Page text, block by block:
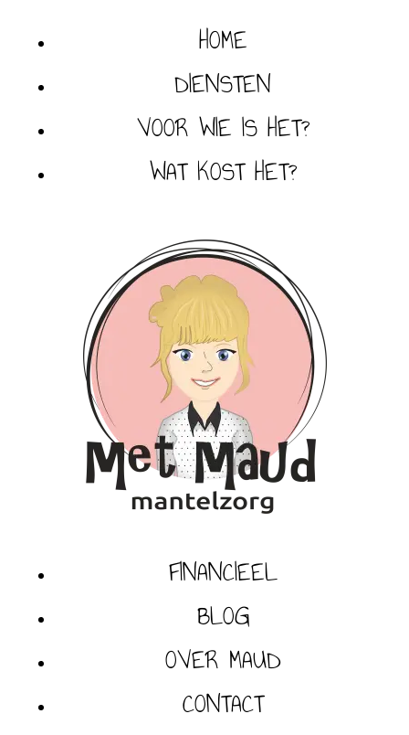
HOME
DIENSTEN
VOOR WIE IS HET?
WAT KOST HET?
FINANCIEEL
BLOG
OVER MAUD
CONTACT